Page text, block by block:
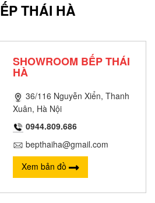
THÁI HÀ
SHOWROOM BẾP THÁI
HÀ
36/116 Nguyễn Xiển, Thanh
Xuân, Hà Nội
0944.809.686
bepthaiha@gmail.com
Xem bản đồ